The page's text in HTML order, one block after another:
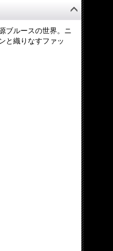
ブルースの世界。ニ
と織りなすファッ